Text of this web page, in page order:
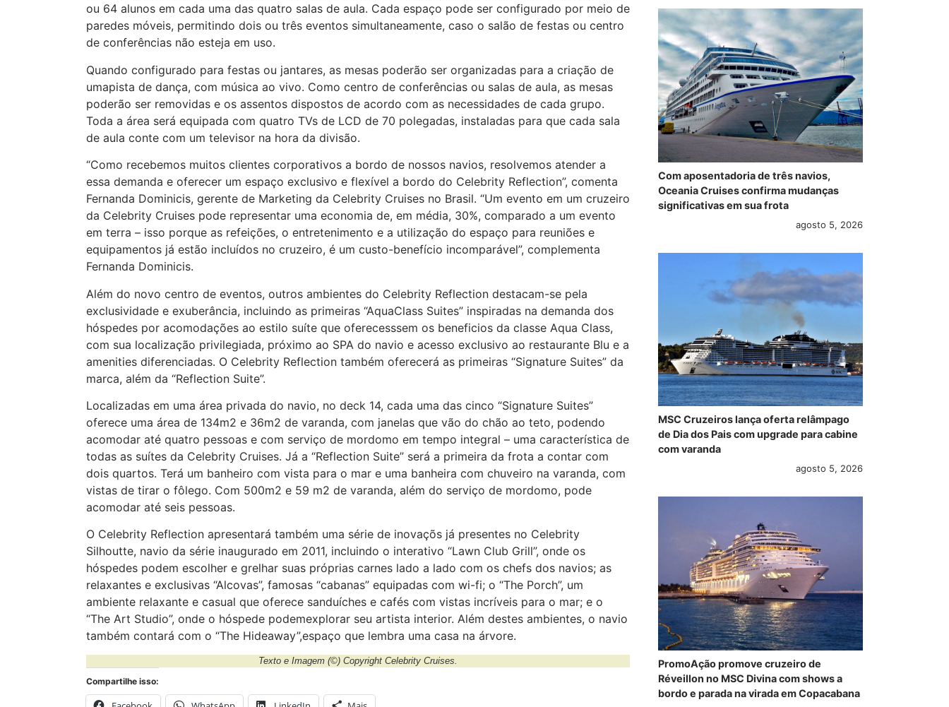
ou 64 alunos em cada uma das quatro salas de aula. Cada espaço pode ser configurado por meio de
paredes móveis, permitindo dois ou três eventos simultaneamente, caso o salão de festas ou centro
de conferências não esteja em uso.
Quando configurado para festas ou jantares, as mesas poderão ser organizadas para a criação de
umapista de dança, com música ao vivo. Como centro de conferências ou salas de aula, as mesas
poderão ser removidas e os assentos dispostos de acordo com as necessidades de cada grupo.
Toda a área será equipada com quatro TVs de LCD de 70 polegadas, instaladas para que cada sala
de aula conte com um televisor na hora da divisão.
“Como recebemos muitos clientes corporativos a bordo de nossos navios, resolvemos atender a
essa demanda e oferecer um espaço exclusivo e flexível a bordo do Celebrity Reflection”, comenta
Fernanda Dominicis, gerente de Marketing da Celebrity Cruises no Brasil. “Um evento em um cruzeiro
da Celebrity Cruises pode representar uma economia de, em média, 30%, comparado a um evento
em terra – isso porque as refeições, o entretenimento e a utilização do espaço para reuniões e
equipamentos já estão incluídos no cruzeiro, é um custo-benefício incomparável”, complementa
Fernanda Dominicis.
Além do novo centro de eventos, outros ambientes do Celebrity Reflection destacam-se pela
exclusividade e exuberância, incluindo as primeiras “AquaClass Suites” inspiradas na demanda dos
hóspedes por acomodações ao estilo suíte que oferecesssem os beneficios da classe Aqua Class,
com sua localização privilegiada, próximo ao SPA do navio e acesso exclusivo ao restaurante Blu e a
amenities diferenciadas. O Celebrity Reflection também oferecerá as primeiras “Signature Suites” da
marca, além da “Reflection Suite”.
Localizadas em uma área privada do navio, no deck 14, cada uma das cinco “Signature Suites”
oferece uma área de 134m2 e 36m2 de varanda, com janelas que vão do chão ao teto, podendo
acomodar até quatro pessoas e com serviço de mordomo em tempo integral – uma característica de
todas as suítes da Celebrity Cruises. Já a “Reflection Suite” será a primeira da frota a contar com
dois quartos. Terá um banheiro com vista para o mar e uma banheira com chuveiro na varanda, com
vistas de tirar o fôlego. Com 500m2 e 59 m2 de varanda, além do serviço de mordomo, pode
acomodar até seis pessoas.
O Celebrity Reflection apresentará também uma série de inovaçõs já presentes no Celebrity
Silhoutte, navio da série inaugurado em 2011, incluindo o interativo “Lawn Club Grill”, onde os
hóspedes podem escolher e grelhar suas próprias carnes lado a lado com os chefs dos navios; as
relaxantes e exclusivas “Alcovas”, famosas “cabanas” equipadas com wi-fi; o “The Porch”, um
ambiente relaxante e casual que oferece sanduíches e cafés com vistas incríveis para o mar; e o
“The Art Studio”, onde o hóspede podemexplorar seu artista interior. Além destes ambientes, o navio
também contará com o “The Hideaway”,espaço que lembra uma casa na árvore.
Texto e Imagem (©) Copyright Celebrity Cruises.
Compartilhe isso:
Com aposentadoria de três navios,
Oceania Cruises confirma mudanças
significativas em sua frota
agosto 5, 2026
MSC Cruzeiros lança oferta relâmpago
de Dia dos Pais com upgrade para cabine
com varanda
agosto 5, 2026
PromoAção promove cruzeiro de
Réveillon no MSC Divina com shows a
bordo e parada na virada em Copacabana